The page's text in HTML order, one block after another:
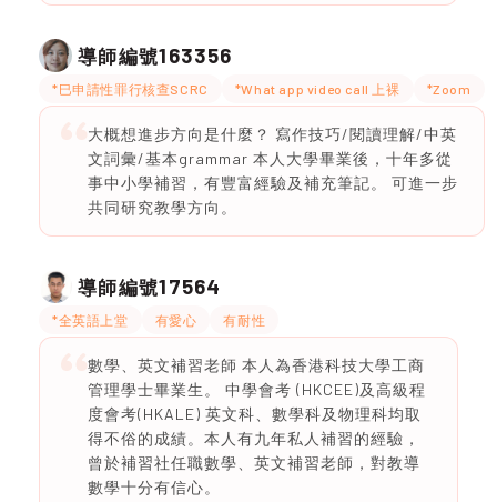
導師編號163356
*巳申請性罪行核查SCRC *What app video call 上裸 *Zoom
大概想進步方向是什麼？ 寫作技巧/閱讀理解/中英
文詞彙/基本grammar 本人大學畢業後，十年多從
事中小學補習，有豐富經驗及補充筆記。 可進一步
共同研究教學方向。
導師編號17564
*全英語上堂 有愛心 有耐性
數學、英文補習老師 本人為香港科技大學工商
管理學士畢業生。 中學會考 (HKCEE)及高級程
度會考(HKALE) 英文科、數學科及物理科均取
得不俗的成績。本人有九年私人補習的經驗，
曾於補習社任職數學、英文補習老師，對教導
數學十分有信心。